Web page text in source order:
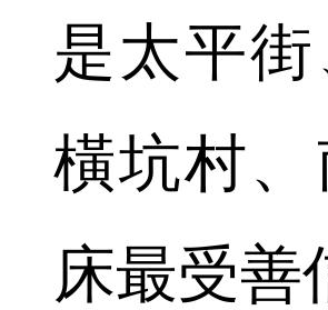
是太平
橫坑村
床最受善